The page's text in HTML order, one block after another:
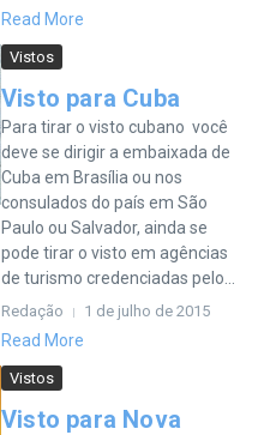
Read More
Vistos
Visto para Cuba
Para tirar o visto cubano você
deve se dirigir a embaixada de
Cuba em Brasília ou nos
consulados do país em São
Paulo ou Salvador, ainda se
pode tirar o visto em agências
de turismo credenciadas pelo...
Redação 1 de julho de 2015
Read More
Vistos
Visto para Nova